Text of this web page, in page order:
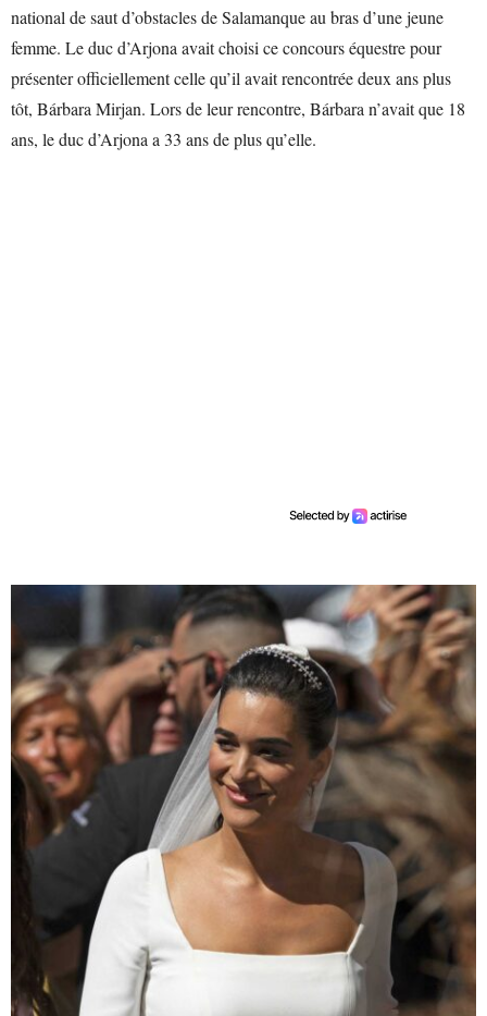
national de saut d’obstacles de Salamanque au bras d’une jeune
femme. Le duc d’Arjona avait choisi ce concours équestre pour
présenter officiellement celle qu’il avait rencontrée deux ans plus
tôt, Bárbara Mirjan. Lors de leur rencontre, Bárbara n’avait que 18
ans, le duc d’Arjona a 33 ans de plus qu’elle.